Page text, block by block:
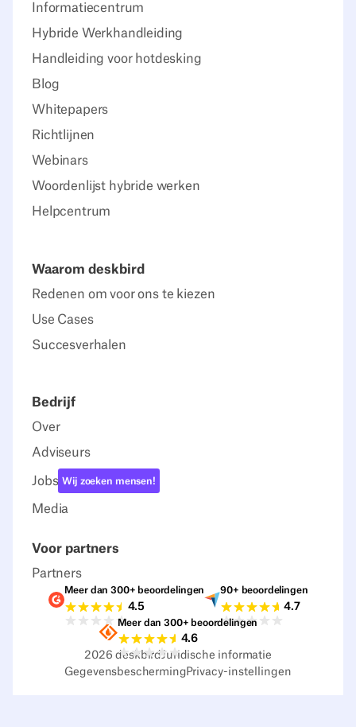
Informatiecentrum
Hybride Werkhandleiding
Handleiding voor hotdesking
Blog
Whitepapers
Richtlijnen
Webinars
Woordenlijst hybride werken
Helpcentrum
Waarom deskbird
Redenen om voor ons te kiezen
Use Cases
Succesverhalen
Bedrijf
Over
Adviseurs
Jobs Wij zoeken mensen!
Media
Voor partners
Partners
Beoordelingen G2
Meer dan 300+ beoordelingen
4.5
Beoordelingen
90+ beoordelingen
4.7
Beoordelingen Sourceforge
Meer dan 300+ beoordelingen
4.6
2026 deskbirdJuridische informatie
GegevensbeschermingPrivacy-instellingen